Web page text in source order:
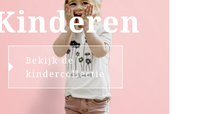
Bekijk de
kindercollectie